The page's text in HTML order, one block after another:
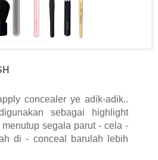
concealer ye adik-adik..
sebagai highlight
segala parut - cela -
di - conceal barulah lebih